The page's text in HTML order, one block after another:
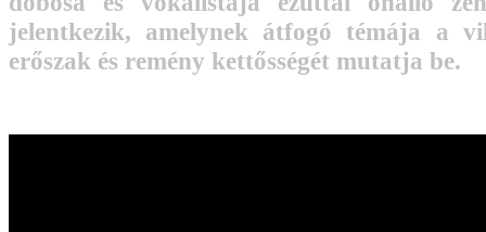
jelentkezik, amelynek átfogó témája a
erőszak és remény kettősségét mutatja be.